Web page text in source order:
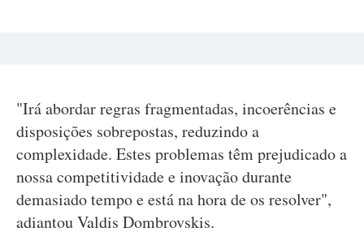
"Irá abordar regras fragmentadas, incoerências e
disposições sobrepostas, reduzindo a
complexidade. Estes problemas têm prejudicado a
nossa competitividade e inovação durante
demasiado tempo e está na hora de os resolver",
adiantou Valdis Dombrovskis.